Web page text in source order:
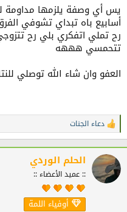
أسابيع باه تبداي تشوفي
رح تملي اتفكري بلي رح
تتحمسي هههه
العفو وان شاء الله توصلي
ا
ل
ت
ف
ا
ع
دعاء الجنات
الحلم الوردي
:: عميد الأعضاء ::
أوفياء اللمة